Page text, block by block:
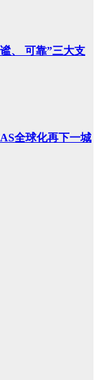
、 可靠”三大支
全球化再下一城